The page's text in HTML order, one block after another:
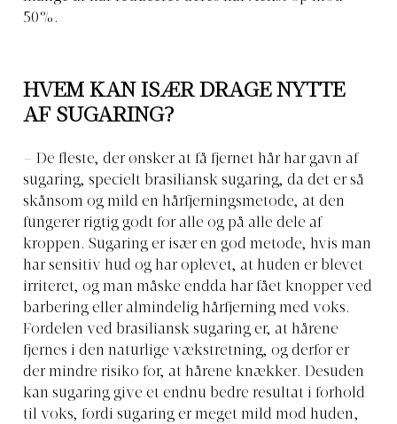
50%.
HVEM KAN ISÆR DRAGE NYTTE
AF SUGARING?
– De fleste, der ønsker at få fjernet hår har gavn af
sugaring, specielt brasiliansk sugaring, da det er så
skånsom og mild en hårfjerningsmetode, at den
fungerer rigtig godt for alle og på alle dele af
kroppen. Sugaring er især en god metode, hvis man
har sensitiv hud og har oplevet, at huden er blevet
irriteret, og man måske endda har fået knopper ved
barbering eller almindelig hårfjerning med voks.
Fordelen ved brasiliansk sugaring er, at hårene
fjernes i den naturlige vækstretning, og derfor er
der mindre risiko for, at hårene knækker. Desuden
kan sugaring give et endnu bedre resultat i forhold
til voks, fordi sugaring er meget mild mod huden,